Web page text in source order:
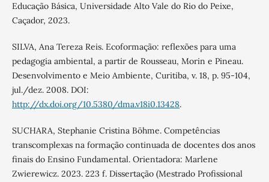
Educação Básica, Universidade Alto Vale do Rio do Peixe,
Caçador, 2023.
SILVA, Ana Tereza Reis. Ecoformação: reflexões para uma
pedagogia ambiental, a partir de Rousseau, Morin e Pineau.
Desenvolvimento e Meio Ambiente, Curitiba, v. 18, p. 95-104,
jul./dez. 2008. DOI:
http://dx.doi.org/10.5380/dma.v18i0.13428.
SUCHARA, Stephanie Cristina Böhme. Competências
transcomplexas na formação continuada de docentes dos anos
finais do Ensino Fundamental. Orientadora: Marlene
Zwierewicz. 2023. 223 f. Dissertação (Mestrado Profissional